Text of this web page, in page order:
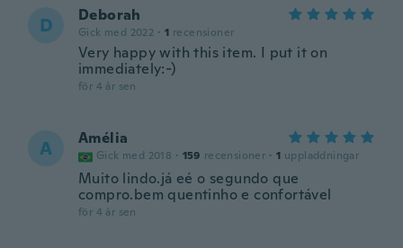
D Deborah
Gick med 2022 · 1 recensioner
Very happy with this item. I put it on
immediately:-)
för 4 år sen
A Amélia
Gick med 2018 · 159 recensioner · 1 uppladdningar
Muito lindo.já eé o segundo que
compro.bem quentinho e confortável
för 4 år sen